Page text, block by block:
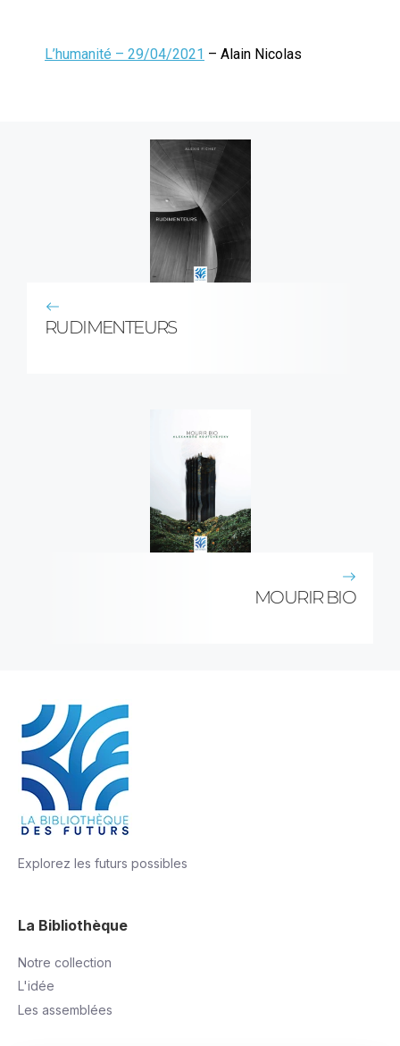
L’humanité – 29/04/2021 – Alain Nicolas
RUDIMENTEURS
MOURIR BIO
Explorez les futurs possibles
La Bibliothèque
Notre collection
L'idée
Les assemblées